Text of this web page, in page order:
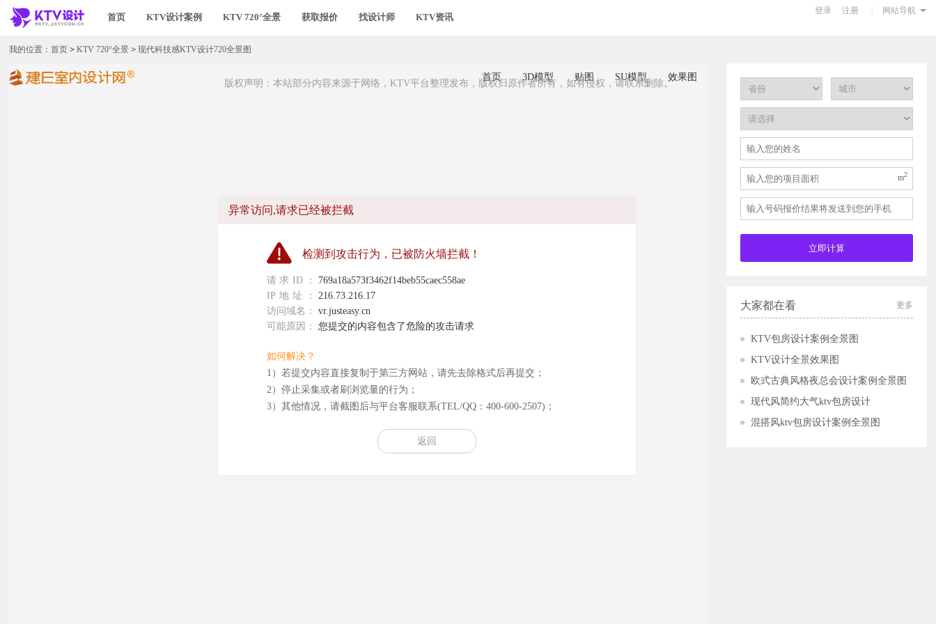
登录 注册 网站导航
首页 KTV设计案例 KTV 720°全景 获取报价 找设计师 KTV资讯
我的位置：首页 > KTV 720°全景 > 现代科技感KTV设计720全景图
版权声明：本站部分内容来源于网络，KTV平台整理发布，版权归原作者所有，如有侵权，请联系删除。
m2
更多
大家都在看
KTV包房设计案例全景图
KTV设计全景效果图
欧式古典风格夜总会设计案例全景图
现代风简约大气ktv包房设计
混搭风ktv包房设计案例全景图